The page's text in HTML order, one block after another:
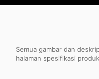
Semua gambar dan
halaman spesifikasi